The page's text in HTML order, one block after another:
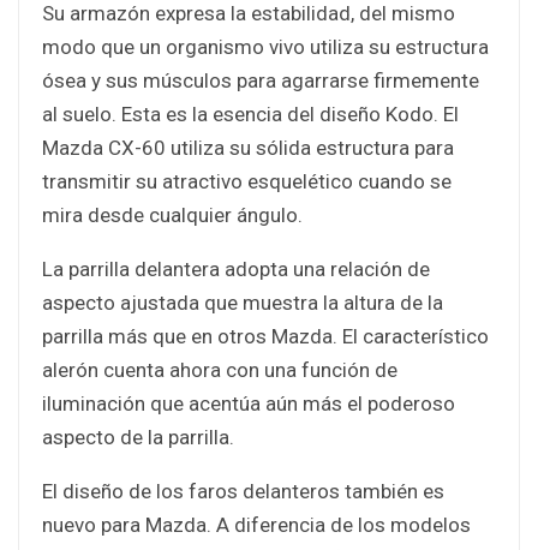
Su armazón expresa la estabilidad, del mismo
modo que un organismo vivo utiliza su estructura
ósea y sus músculos para agarrarse firmemente
al suelo. Esta es la esencia del diseño Kodo. El
Mazda CX-60 utiliza su sólida estructura para
transmitir su atractivo esquelético cuando se
mira desde cualquier ángulo.
La parrilla delantera adopta una relación de
aspecto ajustada que muestra la altura de la
parrilla más que en otros Mazda. El característico
alerón cuenta ahora con una función de
iluminación que acentúa aún más el poderoso
aspecto de la parrilla.
El diseño de los faros delanteros también es
nuevo para Mazda. A diferencia de los modelos